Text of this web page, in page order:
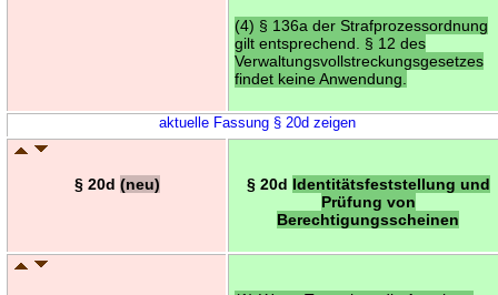
(4) § 136a der Strafprozessordnung
gilt entsprechend. § 12 des
Verwaltungsvollstreckungsgesetzes
findet keine Anwendung.
aktuelle Fassung § 20d zeigen
§ 20d (neu) § 20d Identitätsfeststellung und
Prüfung von
Berechtigungsscheinen